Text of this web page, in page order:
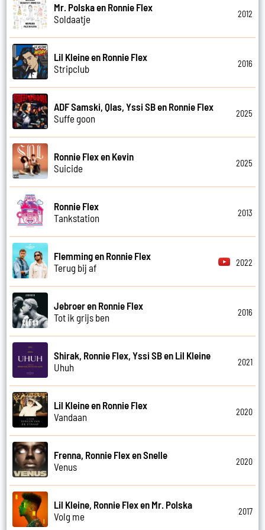
Mr. Polska en Ronnie Flex
Soldaatje
2012
Lil Kleine en Ronnie Flex
Stripclub
2016
ADF Samski, Qlas, Yssi SB en Ronnie Flex
Suffe goon
2025
Ronnie Flex en Kevin
Suicide
2025
Ronnie Flex
Tankstation
2013
Flemming en Ronnie Flex
Terug bij af
2022
Jebroer en Ronnie Flex
Tot ik grijs ben
2016
Shirak, Ronnie Flex, Yssi SB en Lil Kleine
Uhuh
2021
Lil Kleine en Ronnie Flex
Vandaan
2020
Frenna, Ronnie Flex en Snelle
Venus
2020
Lil Kleine, Ronnie Flex en Mr. Polska
Volg me
2017